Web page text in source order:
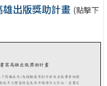
出版獎助計畫 (點擊下